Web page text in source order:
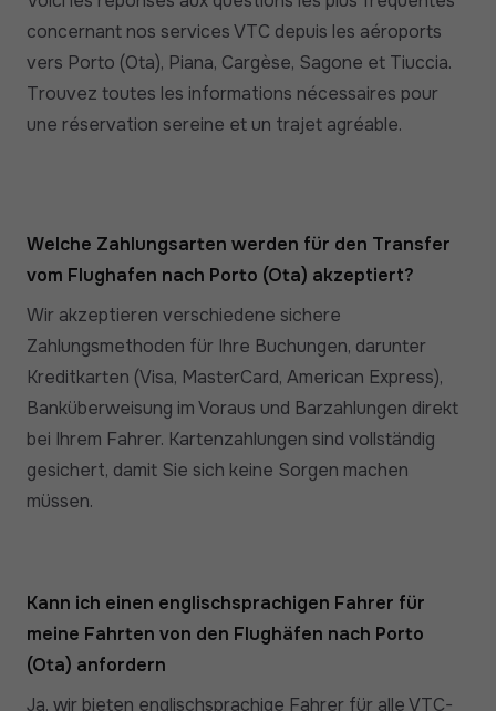
concernant nos services VTC depuis les aéroports
vers Porto (Ota), Piana, Cargèse, Sagone et Tiuccia.
Trouvez toutes les informations nécessaires pour
une réservation sereine et un trajet agréable.
Welche Zahlungsarten werden für den Transfer
vom Flughafen nach Porto (Ota) akzeptiert?
Wir akzeptieren verschiedene sichere
Zahlungsmethoden für Ihre Buchungen, darunter
Kreditkarten (Visa, MasterCard, American Express),
Banküberweisung im Voraus und Barzahlungen direkt
bei Ihrem Fahrer. Kartenzahlungen sind vollständig
gesichert, damit Sie sich keine Sorgen machen
müssen.
Kann ich einen englischsprachigen Fahrer für
meine Fahrten von den Flughäfen nach Porto
(Ota) anfordern
Ja, wir bieten englischsprachige Fahrer für alle VTC-